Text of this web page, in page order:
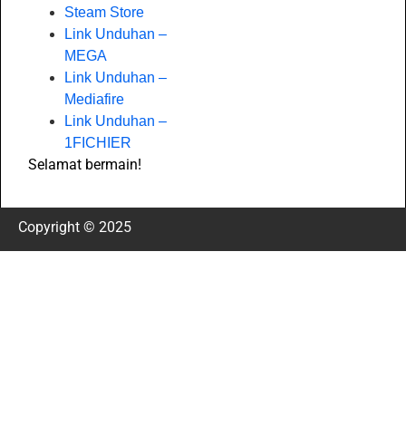
Steam Store
Link Unduhan –
MEGA
Link Unduhan –
Mediafire
Link Unduhan –
1FICHIER
Selamat bermain!
Copyright © 2025